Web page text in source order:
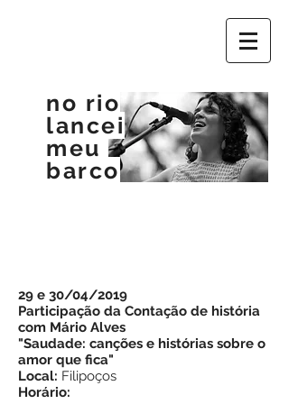
no rio
lancei
meu
barco
29 e 30/04/2019
Participação da Contação de história
com Mário Alves
"Saudade: canções e histórias sobre o
amor que fica"
Local: Filipoços
Horário: